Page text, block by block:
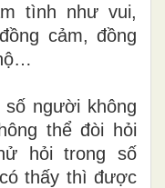
tình như vui,
cảm, đồng
người không
thể đòi hỏi
hỏi trong số
thấy thì được